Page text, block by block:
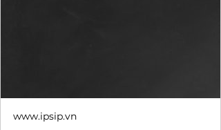
www.ipsip.vn